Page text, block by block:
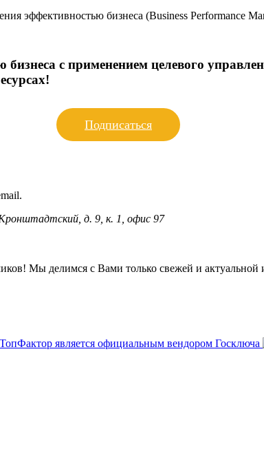
эффективностью бизнеса (Business Performance
бизнеса с применением целевого
Подписаться
Кронштадтский, д. 9, к. 1, офис 97
Мы делимся с Вами только свежей и